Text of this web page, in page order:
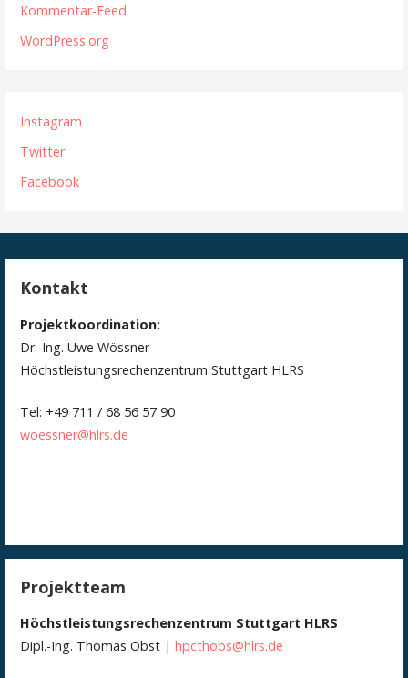
Kommentar-Feed
WordPress.org
Instagram
Twitter
Facebook
Kontakt
Projektkoordination:
Dr.-Ing. Uwe Wössner
Höchstleistungsrechenzentrum Stuttgart HLRS
Tel: +49 711 / 68 56 57 90
woessner@hlrs.de
Projektteam
Höchstleistungsrechenzentrum Stuttgart HLRS
Dipl.-Ing. Thomas Obst |hpcthobs@hlrs.de